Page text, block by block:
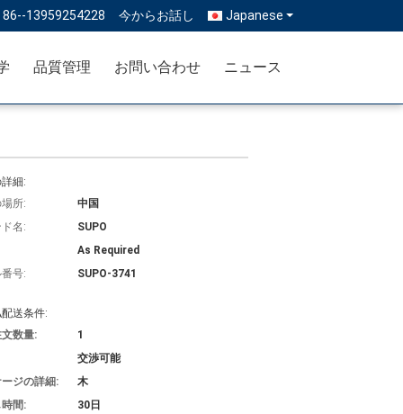
86--13959254228 今からお話し Japanese
品質管理 お問い合わせ ニュース
細:
所:
中国
名:
SUPO
As Required
号:
SUPO-3741
送条件:
数量:
1
交渉可能
ジの詳細:
木
間:
30日